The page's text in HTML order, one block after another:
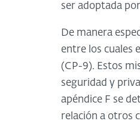
ser adoptada
De manera
entre los cuales
(CP-9). Estos
seguridad y
apéndice F se
relación a otros